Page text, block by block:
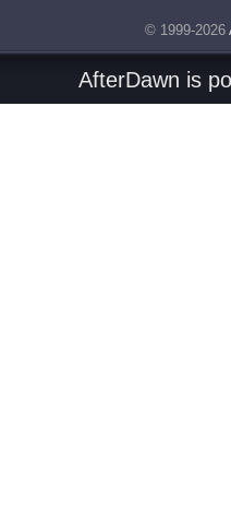
© 1999-2026
AfterDawn is